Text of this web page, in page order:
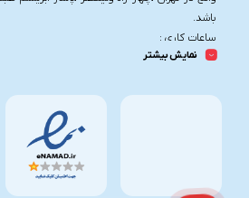
باشد.
ساعات کاری :
شنبه تا چهارشنبه از ساعت 9.30 تا 20
تلفن تماس :
نمایش بیشتر